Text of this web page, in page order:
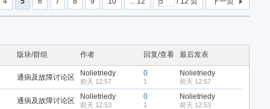
版块/群组 作者 回复/查看 最后发表
通病及故障讨论区 Nolietriedy
前天 12:57
0
1
Nolietriedy
前天 12:57
通病及故障讨论区 Nolietriedy
前天 12:53
0
1
Nolietriedy
前天 12:53